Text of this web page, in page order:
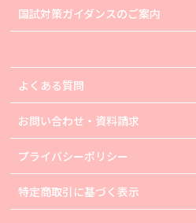
国試対策ガイダンスのご案内
よくある質問
お問い合わせ・資料請求
プライバシーポリシー
特定商取引に基づく表示